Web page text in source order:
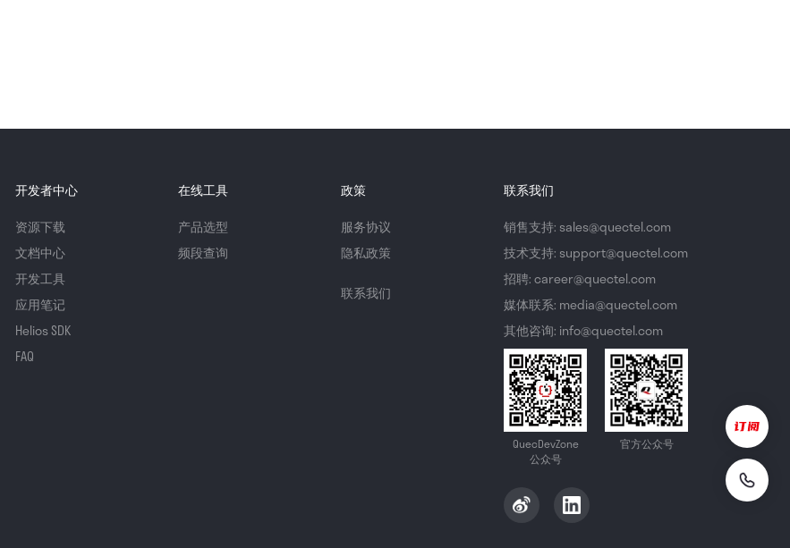
开发者中心
资源下载
文档中心
开发工具
应用笔记
Helios SDK
FAQ
在线工具
产品选型
频段查询
政策
服务协议
隐私政策
联系我们
联系我们
销售支持: sales@quectel.com
技术支持: support@quectel.com
招聘: career@quectel.com
媒体联系: media@quectel.com
其他咨询: info@quectel.com
QuecDevZone
公众号
官方公众号